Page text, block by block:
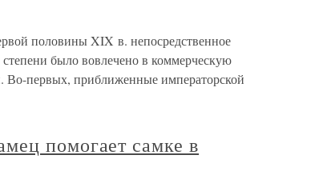
половины XIX в. непосредственное
было вовлечено в коммерческую
Во-первых, приближенные императорской
помогает самке в